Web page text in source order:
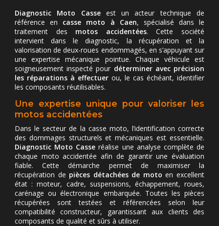
Diagnostic Moto Casseest un acteur technique de
référence en casse moto à Caen, spécialisé dans le
traitement des motos accidentées. Cette société
intervient dans le diagnostic, la récupération et la
valorisation de deux-roues endommagés, en s’appuyant sur
une expertise mécanique pointue. Chaque véhicule est
soigneusement inspecté pour déterminer avec précision
les réparations à effectuer ou, le cas échéant, identifier
les composants réutilisables.
Une expertise unique pour valoriser les
motos accidentées
Dans le secteur de la casse moto, l’identification correcte
des dommages structurels et mécaniques est essentielle.
Diagnostic Moto Casseréalise une analyse complète de
chaque moto accidentée afin de garantir une évaluation
fiable. Cette démarche permet de maximiser la
récupération de pièces détachées de moto en excellent
état : moteur, cadre, suspensions, échappement, roues,
carénage ou électronique embarquée. Toutes les pièces
récupérées sont testées et référencées selon leur
compatibilité constructeur, garantissant aux clients des
composants de qualité et sûrs à utiliser.